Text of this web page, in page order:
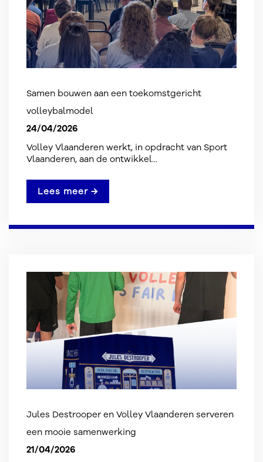
Samen bouwen aan een toekomstgericht
volleybalmodel
24/04/2026
Volley Vlaanderen werkt, in opdracht van Sport
Vlaanderen, aan de ontwikkel...
Lees meer →
Jules Destrooper en Volley Vlaanderen serveren
een mooie samenwerking
21/04/2026